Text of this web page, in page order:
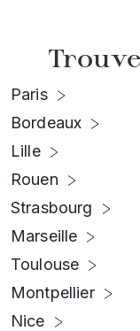
Paris
Bordeaux
Lille
Rouen
Strasbourg
Marseille
Toulouse
Montpellier
Nice